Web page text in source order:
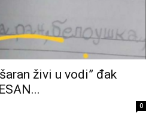
živi u vodi” đak
0